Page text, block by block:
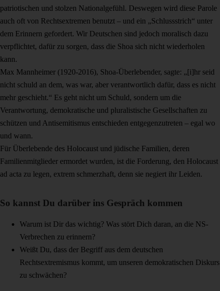
patriotischen und stolzen Nationalgefühl. Deswegen wird diese Parole
auch oft von Rechtsextremen benutzt – und ein „Schlussstrich“ unter
dem Erinnern gefordert. Wir Deutschen sind jedoch moralisch dazu
verpflichtet, dafür zu sorgen, dass die Shoa sich nicht wiederholen
kann.
Max Mannheimer (1920-2016), Shoa-Überlebender, sagte: „[i]hr seid
nicht schuld an dem, was war, aber verantwortlich dafür, dass es nicht
mehr geschieht.“ Es geht nicht um Schuld, sondern um die
Verantwortung, demokratische und pluralistische Gesellschaften zu
schützen und Antisemitismus entschieden entgegenzutreten – egal wo
und wann.
Für Überlebende des Holocaust und jüdische Familien, deren
Familienmitglieder ermordet wurden, ist die Forderung, den Holocaust
ad acta zu legen, extrem schmerzhaft, denn sie negiert ihr Leiden.
So kannst Du darüber ins Gespräch kommen
Warum ist Dir das wichtig? Was stört Dich daran, an die NS-
Verbrechen zu erinnern?
Weißt Du, dass der Begriff aus dem deutschen
Rechtsextremismus kommt, um unseren demokratischen Diskurs
zu schwächen?